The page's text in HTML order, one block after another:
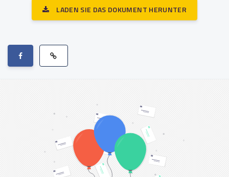
LADEN SIE DAS DOKUMENT HERUNTER